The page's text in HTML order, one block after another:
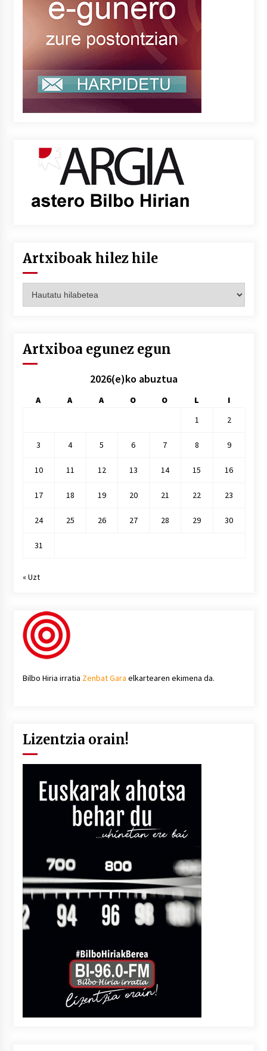
Artxiboak hilez hile
hilez
Artxiboa egunez egun
2026(e)ko abuztua
A A A O O L
I
1
2
3 4 5 6 7 8 9
10 11 12 13 14 15 16
17 18 19 20 21 22 23
24 25 26 27 28 29 30
31
« Uzt
Bilbo Hiria irratia Zenbat Gara elkartearen ekimena da.
Lizentzia orain!